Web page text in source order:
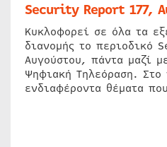
Security Report 177,
Κυκλοφορεί σε όλα τα
διανομής το περιοδικό
Αυγούστου, πάντα μαζί
Ψηφιακή Τηλεόραση.
ενδιαφέροντα θέματα